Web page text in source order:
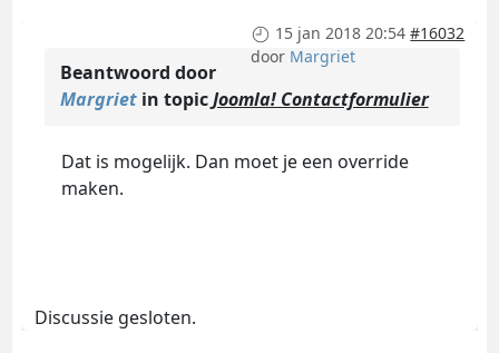
15 jan 2018 20:54 #16032
door Margriet
Beantwoord door
Margrietin topicJoomla! Contactformulier
Dat is mogelijk. Dan moet je een override
maken.
Discussie gesloten.